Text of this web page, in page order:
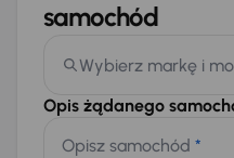
samochód
Wybierz markę i
Opis żądanego
Opisz samochód *